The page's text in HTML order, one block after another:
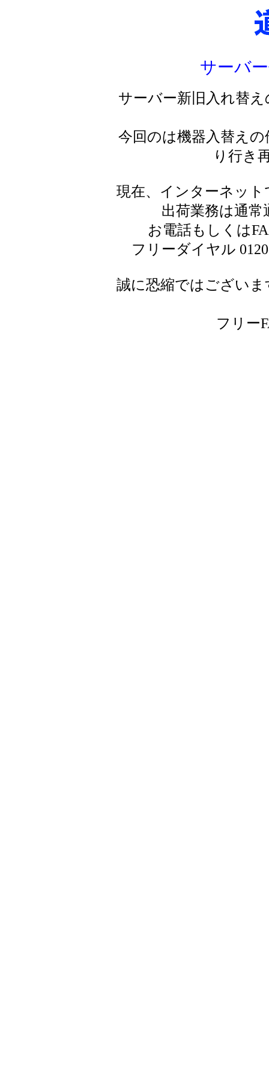
サーバ
サーバー新旧入れ替
今回のは機器入替え
り行き
現在、インターネッ
出荷業務は通
お電話もしくは
フリーダイヤル
誠に恐縮ではござい
フリー